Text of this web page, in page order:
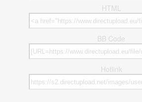
HTML
BB Code
Hotlink